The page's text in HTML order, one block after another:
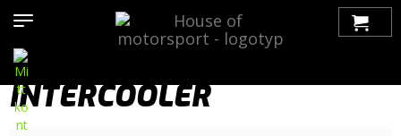
>Bilmärken>Saab >9-5>9-5 (2010-2012)>
Turbosystem
INTERCOOLER